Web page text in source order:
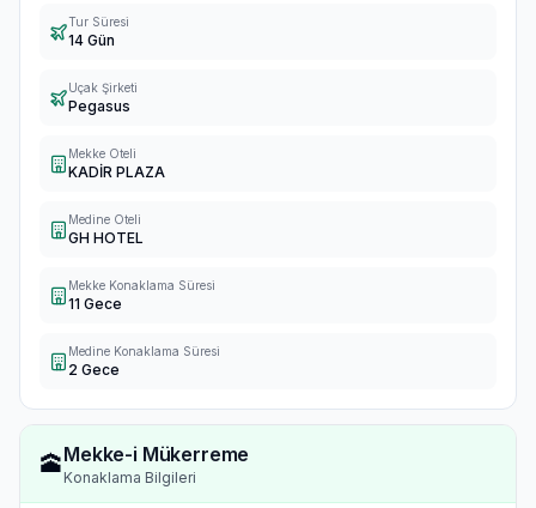
Tur Süresi
14 Gün
Uçak Şirketi
Pegasus
Mekke Oteli
KADİR PLAZA
Medine Oteli
GH HOTEL
Mekke Konaklama Süresi
11 Gece
Medine Konaklama Süresi
2 Gece
🕋Mekke-i Mükerreme
Konaklama Bilgileri